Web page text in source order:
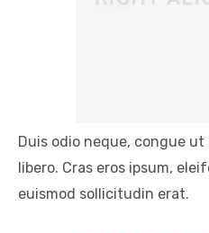
Duis odio neque, congue
libero. Cras eros ipsum,
euismod sollicitudin erat.